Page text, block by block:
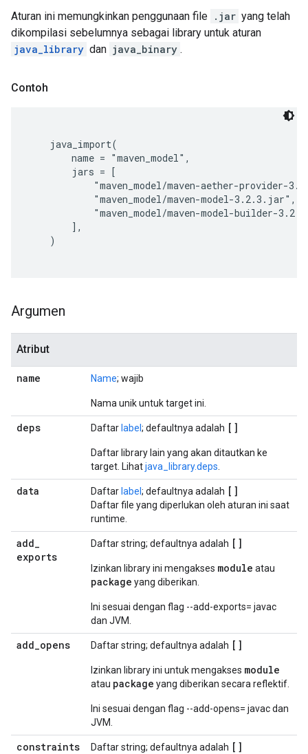
Aturan ini memungkinkan penggunaan file .jar yang telah
dikompilasi sebelumnya sebagai library untuk aturan
java_library dan java_binary .
Contoh
    java_import(
        name = "maven_model",
        jars = [
"maven_model/maven-aether-provider-
            "maven_model/maven-model-3.2.3.jar",
"maven_model/maven-model-builder-
        ],
Argumen
Atribut
name Name; wajib
Nama unik untuk target ini.
deps Daftar label ; defaultnya adalah []
Daftar library lain yang akan ditautkan ke
target. Lihatjava_library.deps
data Daftar label ; defaultnya adalah []
Daftar file yang diperlukan oleh aturan ini saat
runtime.
add_
exports
Daftar string; defaultnya adalah []
Izinkan library ini mengakses module atau
package yang diberikan.
Ini sesuai dengan flag --add-exports= javac
dan JVM.
add_opens Daftar string; defaultnya adalah []
Izinkan library ini untuk mengakses module
atau package yang diberikan secara reflektif.
Ini sesuai dengan flag --add-opens= javac dan
JVM.
constraints Daftar string; defaultnya adalah []